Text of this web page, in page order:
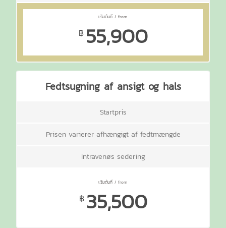
฿ 55,900
Fedtsugning af ansigt og hals
Startpris
Prisen varierer afhængigt af fedtmængde
Intravenøs sedering
฿ 35,500